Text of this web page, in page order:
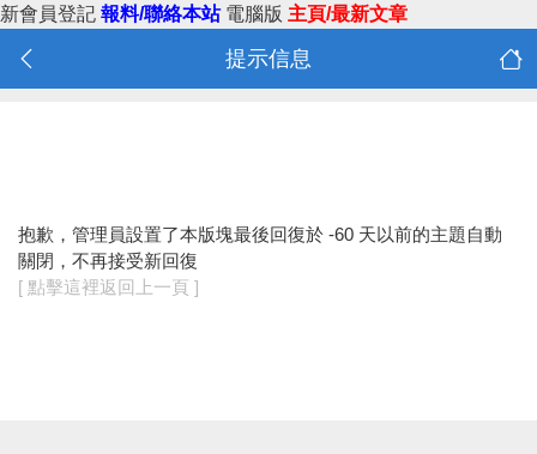
新會員登記 報料/聯絡本站 電腦版 主頁/最新文章
提示信息
抱歉，管理員設置了本版塊最後回復於 -60 天以前的主題自動
關閉，不再接受新回復
[ 點擊這裡返回上一頁 ]